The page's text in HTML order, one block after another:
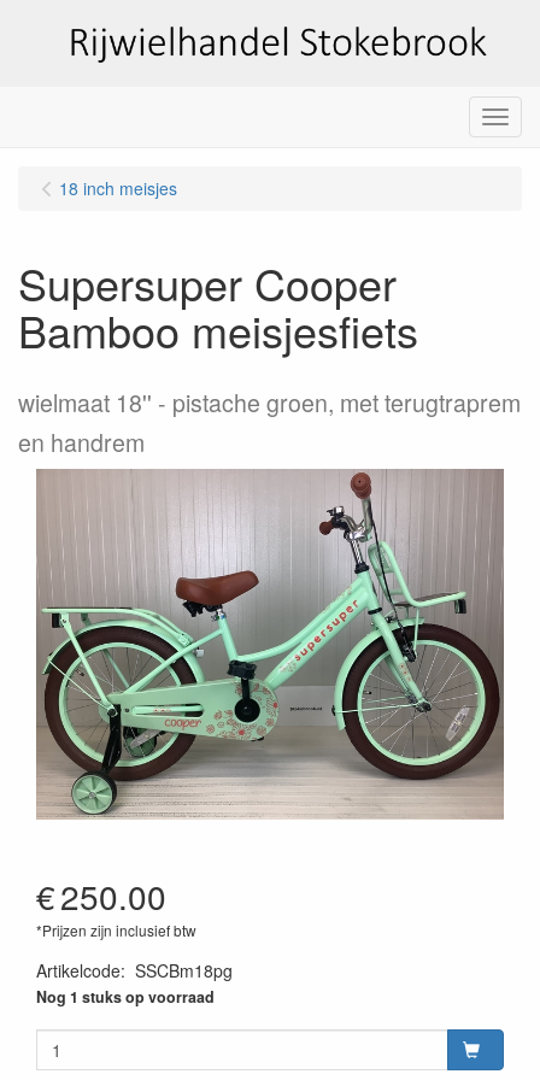
Menu
18 inch meisjes
Supersuper Cooper
Bamboo meisjesfiets
wielmaat 18''
pistache groen, met terugtraprem
en handrem
€250.00
*Prijzen zijn inclusief btw
Artikelcode: SSCBm18pg
Nog 1 stuks op voorraad